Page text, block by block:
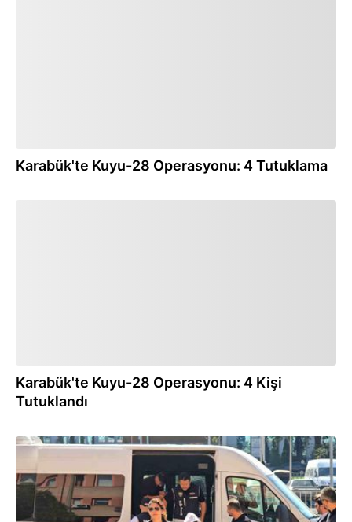
Karabük'te Kuyu-28 Operasyonu: 4 Tutuklama
Karabük'te Kuyu-28 Operasyonu: 4 Kişi
Tutuklandı